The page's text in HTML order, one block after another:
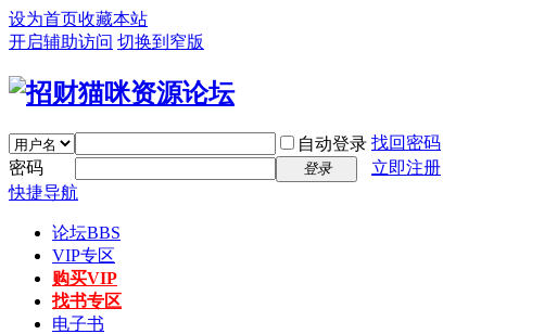
设为首页收藏本站
开启辅助访问 切换到窄版
自动登录 找回密码
密码
登录
立即注册
快捷导航
论坛BBS
VIP专区
购买VIP
找书专区
电子书